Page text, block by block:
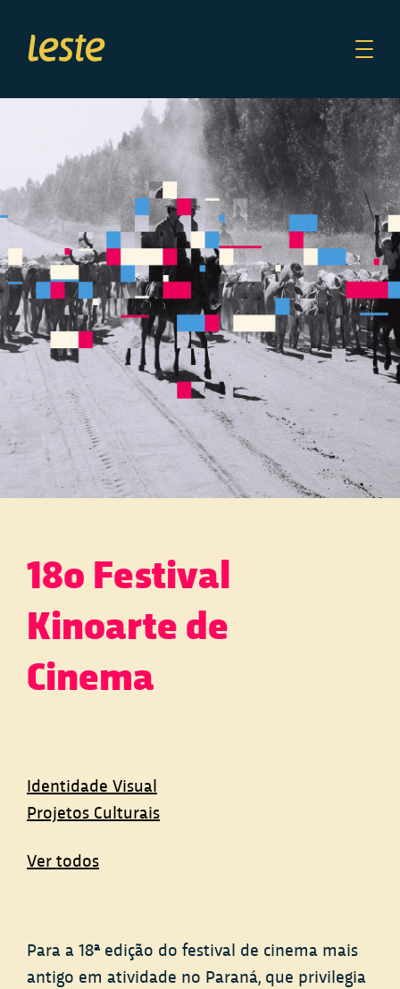
18o Festival
Kinoarte de
Cinema
Identidade Visual
Projetos Culturais
Ver todos
Para a 18ª edição do festival de cinema mais
antigo em atividade no Paraná, que privilegia